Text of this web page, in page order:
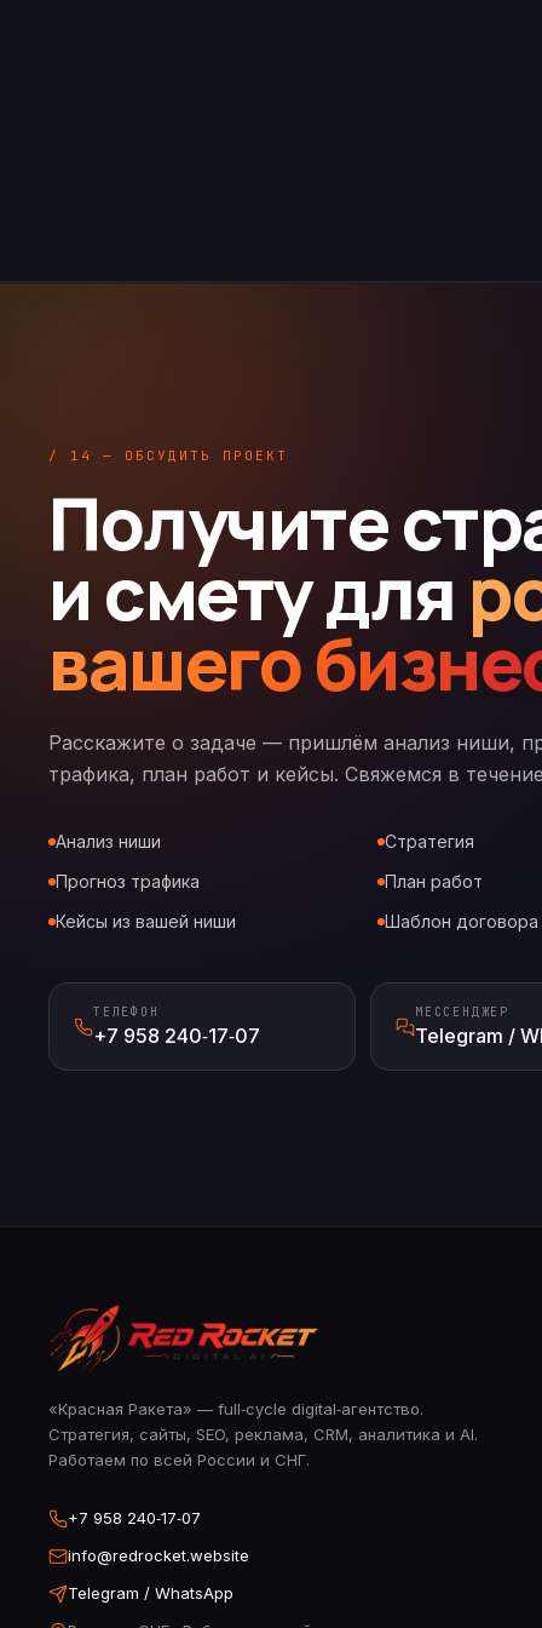
/ 14 — ОБСУДИТЬ ПРОЕКТ
Получите
и смету для
вашего
Расскажите о задаче — пришлём анализ ниши,
трафика, план работ и кейсы. Свяжемся в
Анализ ниши
Стратегия
Прогноз трафика
План работ
Кейсы из вашей ниши
Шаблон договора
ТЕЛЕФОН
+7 958 240‑17‑07
МЕССЕНДЖЕР
Telegram /
«Красная Ракета» — full‑cycle digital‑агентство.
Стратегия, сайты, SEO, реклама, CRM, аналитика и AI.
Работаем по всей России и СНГ.
+7 958 240‑17‑07
info@redrocket.website
Telegram / WhatsApp